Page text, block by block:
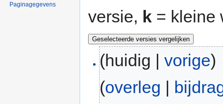
versie, k = kleine
(huidig |vorige)
(overleg |
Paginagegevens